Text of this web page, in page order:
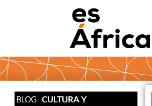
BLOG CULTURA Y